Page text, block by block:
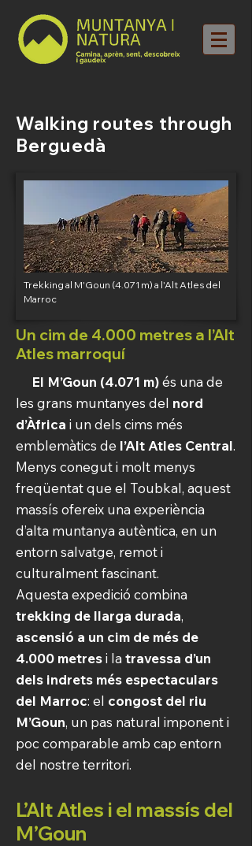
Walking routes through
Berguedà
Trekking al M'Goun (4.071 m) a l'Alt Atles del
Marroc
Un cim de 4.000 metres a l’Alt
Atles marroquí
El M’Goun (4.071 m)és una de
les grans muntanyes del nord
d’Àfrica i un dels cims més
emblemàtics de l’Alt Atles Central.
Menys conegut i molt menys
freqüentat que el Toubkal, aquest
massís ofereix una experiència
d’alta muntanya autèntica, en un
entorn salvatge, remot i
culturalment fascinant.
Aquesta expedició combina
trekking de llarga durada,
ascensió a un cim de més de
4.000 metresi la travessa d’un
dels indrets més espectaculars
del Marroc: el congost del riu
M’Goun, un pas natural imponent i
poc comparable amb cap entorn
del nostre territori.
L’Alt Atles i el massís del
M’Goun